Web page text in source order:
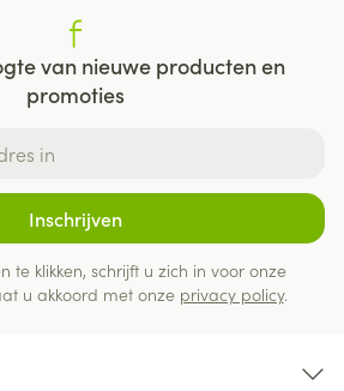
van nieuwe producten en
promoties
Inschrijven
te klikken, schrijft u zich in voor onze
u akkoord met onze privacy policy.